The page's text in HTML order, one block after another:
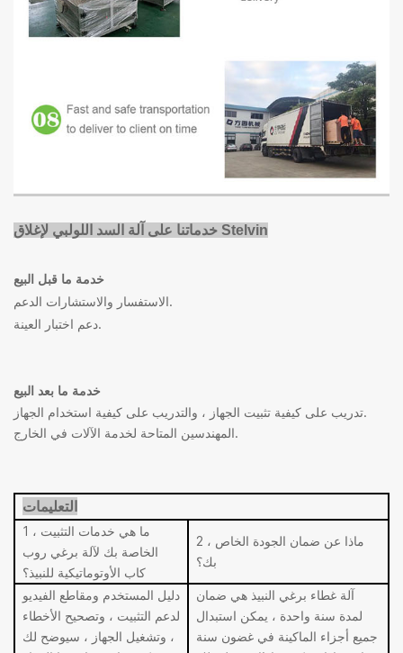
خدماتنا على آلة السد اللولبي لإغلاق Stelvin
خدمة ما قبل البيع
الاستفسار والاستشارات الدعم.
دعم اختبار العينة.
خدمة ما بعد البيع
تدريب على كيفية تثبيت الجهاز ، والتدريب على كيفية استخدام الجهاز.
المهندسين المتاحة لخدمة الآلات في الخارج.
التعليمات
1 ، ما هي خدمات التثبيت
الخاصة بك لآلة برغي روب
كاب الأوتوماتيكية للنبيذ؟
2 ، ماذا عن ضمان الجودة الخاص
بك؟
دليل المستخدم ومقاطع الفيديو
لدعم التثبيت ، وتصحيح الأخطاء
، وتشغيل الجهاز ، سيوضح لك
آلة غطاء برغي النبيذ هي ضمان
لمدة سنة واحدة ، يمكن استبدال
جميع أجزاء الماكينة في غضون سنة